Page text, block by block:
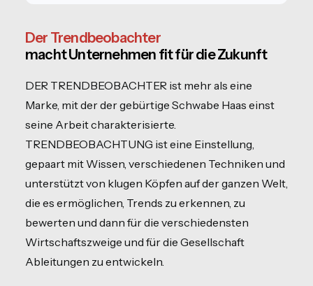
Der Trendbeobachter
macht Unternehmen fit für die Zukunft
DER TRENDBEOBACHTER ist mehr als eine
Marke, mit der der gebürtige Schwabe Haas einst
seine Arbeit charakterisierte.
TRENDBEOBACHTUNG ist eine Einstellung,
gepaart mit Wissen, verschiedenen Techniken und
unterstützt von klugen Köpfen auf der ganzen Welt,
die es ermöglichen, Trends zu erkennen, zu
bewerten und dann für die verschiedensten
Wirtschaftszweige und für die Gesellschaft
Ableitungen zu entwickeln.